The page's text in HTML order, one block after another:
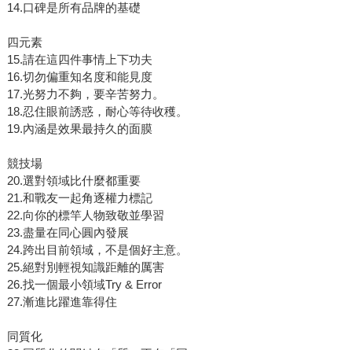
14.口碑是所有品牌的基礎
四元素
15.請在這四件事情上下功夫
16.切勿偏重知名度和能見度
17.光努力不夠，要辛苦努力。
18.忍住眼前誘惑，耐心等待收穫。
19.內涵是效果最持久的面膜
競技場
20.選對領域比什麼都重要
21.和戰友一起角逐權力標記
22.向你的標竿人物致敬並學習
23.盡量在同心圓內發展
24.跨出目前領域，不是個好主意。
25.絕對別輕視知識距離的厲害
26.找一個最小領域Try & Error
27.漸進比躍進靠得住
同質化